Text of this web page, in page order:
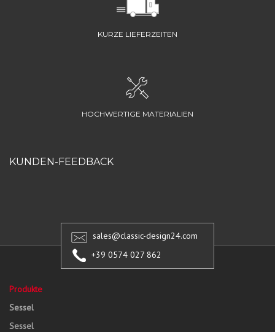
KURZE LIEFERZEITEN
HOCHWERTIGE MATERIALIEN
KUNDEN-FEEDBACK
sales@classic-design24.com
+39 0574 027 862
Produkte
Sessel
Sessel